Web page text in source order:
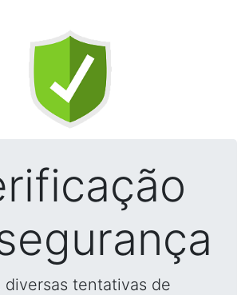
diversas tentativas de